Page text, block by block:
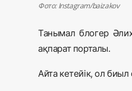
Фото: Instagram/baizakov
Танымал блогер
ақпарат порталы.
Айта кетейік, ол биыл